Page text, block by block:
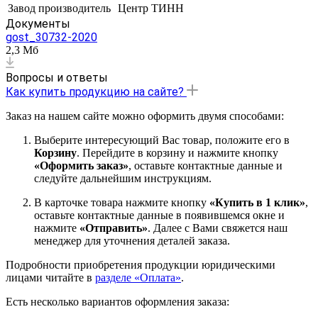
Завод производитель Центр ТИНН
Документы
gost_30732-2020
2,3 Мб
Вопросы и ответы
Как купить продукцию на сайте?
Заказ на нашем сайте можно оформить двумя способами:
Выберите интересующий Вас товар, положите его в
Корзину. Перейдите в корзину и нажмите кнопку
«Оформить заказ», оставьте контактные данные и
следуйте дальнейшим инструкциям.
В карточке товара нажмите кнопку «Купить в 1 клик»,
оставьте контактные данные в появившемся окне и
нажмите «Отправить». Далее с Вами свяжется наш
менеджер для уточнения деталей заказа.
Подробности приобретения продукции юридическими
лицами читайте в разделе «Оплата».
Есть несколько вариантов оформления заказа: